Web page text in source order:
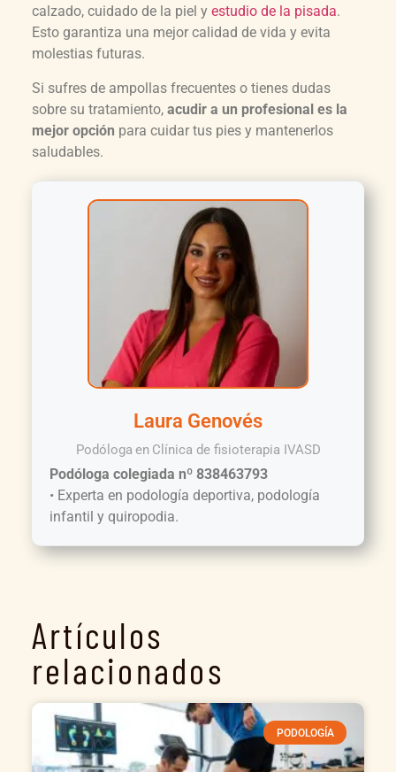
calzado, cuidado de la piel y estudio de la pisada.
Esto garantiza una mejor calidad de vida y evita
molestias futuras.
Si sufres de ampollas frecuentes o tienes dudas
sobre su tratamiento, acudir a un profesional es la
mejor opción para cuidar tus pies y mantenerlos
saludables.
Laura Genovés
Podóloga en Clínica de fisioterapia IVASD
Podóloga colegiada nº 838463793
• Experta en podología deportiva, podología
infantil y quiropodia.
Artículos
relacionados
PODOLOGÍA